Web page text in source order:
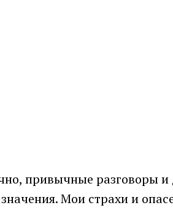
привычные разговоры
Мои страхи и